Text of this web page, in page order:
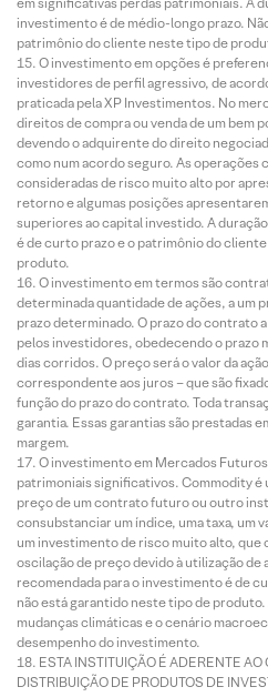
investimento é de médio-longo prazo.
patrimônio do cliente neste tipo de
O investimento em opções é
investidores de perfil agressivo, de
praticada pela XP Investimentos. No
direitos de compra ou venda de um bem
devendo o adquirente do direito
como num acordo seguro. As operações
consideradas de risco muito alto por
retorno e algumas posições
superiores ao capital investido. A
é de curto prazo e o patrimônio do
produto.
O investimento em termos são
determinada quantidade de ações, a um
prazo determinado. O prazo do contrato
pelos investidores, obedecendo o prazo
dias corridos. O preço será o valor da
correspondente aos juros – que são
função do prazo do contrato. Toda
garantia. Essas garantias são prestadas
margem.
O investimento em Mercados
patrimoniais significativos. Commodity
preço de um contrato futuro ou outro
consubstanciar um índice, uma taxa, um
um investimento de risco muito alto, que
oscilação de preço devido à utilização de
recomendada para o investimento é de
não está garantido neste tipo de
mudanças climáticas e o cenário
desempenho do investimento.
ESTA INSTITUIÇÃO É ADERENTE
DISTRIBUIÇÃO DE PRODUTOS DE